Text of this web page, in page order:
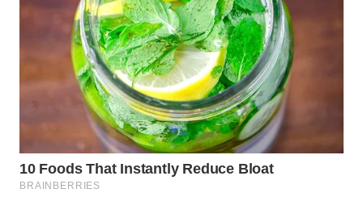
WAHANANEWS
ID
WAHANANEWS
WAHANANEWS
NET